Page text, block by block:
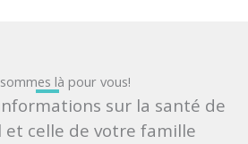
là pour vous!
sur la santé de
celle de votre famille